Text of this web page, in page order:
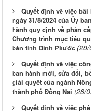
Quyết định về việc bãi
ngày 31/8/2024 của Ủy
hành quy định về phân
Chương trình mục tiêu
bàn tỉnh Bình Phước (28/
Quyết định về việc
ban hành mới, sửa đổi,
giải quyết của ngành
thành phố Đồng Nai (28/
Quyết định về việc